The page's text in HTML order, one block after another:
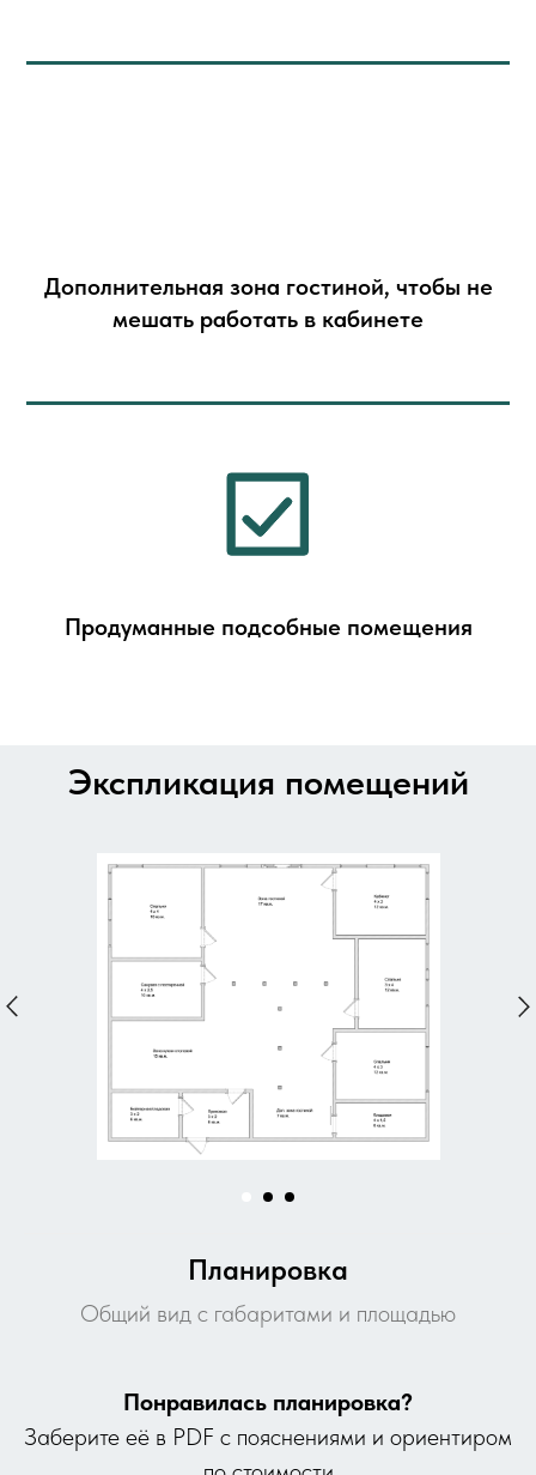
Дополнительная зона гостиной, чтобы не
мешать работать в кабинете
Продуманные подсобные помещения
Экспликация помещений
Планировка
Общий вид с габаритами и площадью
Понравилась планировка?
Заберите её в PDF с пояснениями и ориентиром